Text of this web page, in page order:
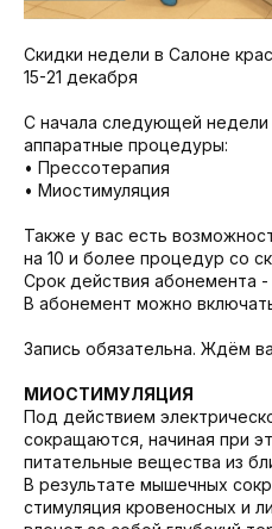
Скидки недели в Салоне
15-21 декабря
С начала следующей недели
аппаратные процедуры:
• Прессотерапия
• Миостимуляция
Также у вас есть
на 10 и более процедур со
Срок действия абонемента
В абонемент можно
Запись обязательна. Ждём
МИОСТИМУЛЯЦИЯ
Под действием
сокращаются, начиная при
питательные вещества из
В результате мышечных
стимуляция кровеносных и